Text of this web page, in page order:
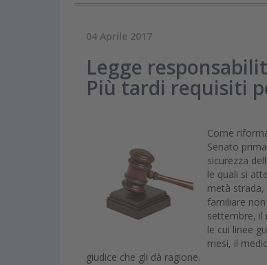
04 Aprile 2017
Legge
Più tardi requisiti
Come
Senato
sicurezza
le quali si
metà strada,
familiare
settembre, il
le cui linee
mesi, il
giudice che gli dà ragione.